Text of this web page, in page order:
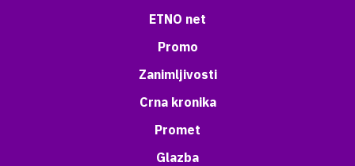
ETNO net
Promo
Zanimljivosti
Crna kronika
Promet
Glazba